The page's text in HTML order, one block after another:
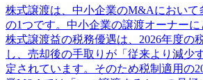
株式譲渡は、中小企業のM&Aにおいて
の1つです。中小企業の譲渡オーナー
株式譲渡益の税務優遇は、2026年度の
し、売却後の手取りが「従来より減少
定されています。そのため税制適用の